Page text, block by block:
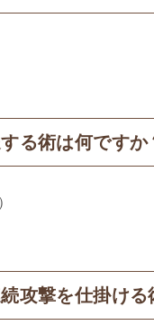
る術は何ですか
攻撃を仕掛ける